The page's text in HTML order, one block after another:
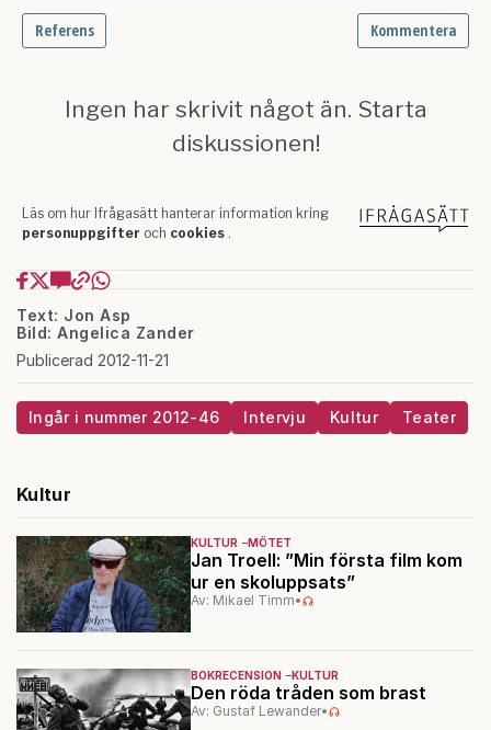
Text: Jon Asp
Bild: Angelica Zander
Publicerad 2012-11-21
Ingår i nummer 2012-46 Intervju Kultur Teater
Kultur
KULTUR MÖTET
Jan Troell: ”Min första film kom
ur en skoluppsats”
Av: Mikael Timm•
BOKRECENSION KULTUR
Den röda tråden som brast
Av: Gustaf Lewander•